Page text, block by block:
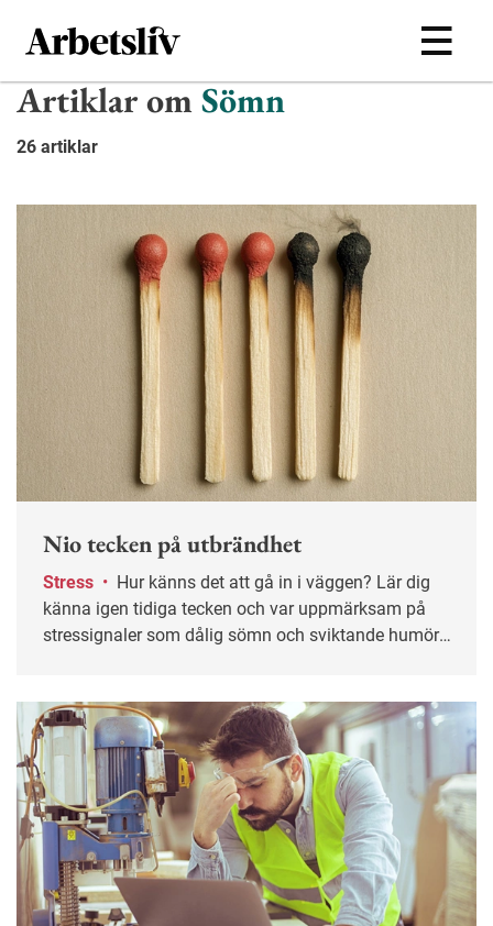
Hoppa till huvudinnehållet
Artiklar omSömn
26 artiklar
Nio tecken på utbrändhet
Stress •
känna igen tidiga tecken och var uppmärksam på
stressignaler som dålig sömn och sviktande humör,